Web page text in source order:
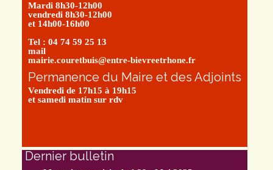
Mardi 8h30-12h00
vendredi 8h30-12h00
et 14h00-16h00
Tel : 04 74 59 25 13
mail
mairie.couretbuis@entre-bievreetrhone.fr
Permanence du Maire et des Adjoints
Vendredi de 17h15 à 19h15
et samedi matin sur rdv
Dernier bulletin